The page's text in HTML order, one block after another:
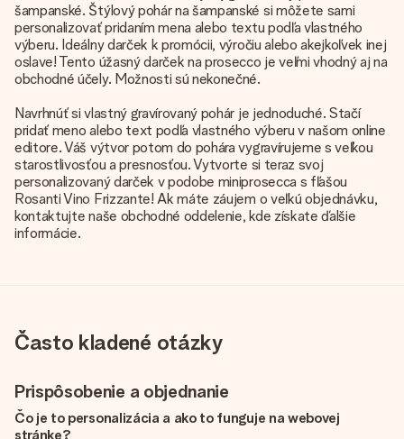
šampanské. Štýlový pohár na šampanské si môžete sami
personalizovať pridaním mena alebo textu podľa vlastného
výberu. Ideálny darček k promócii, výročiu alebo akejkoľvek inej
oslave! Tento úžasný darček na prosecco je veľmi vhodný aj na
obchodné účely. Možnosti sú nekonečné.
Navrhnúť si vlastný gravírovaný pohár je jednoduché. Stačí
pridať meno alebo text podľa vlastného výberu v našom online
editore. Váš výtvor potom do pohára vygravírujeme s veľkou
starostlivosťou a presnosťou. Vytvorte si teraz svoj
personalizovaný darček v podobe miniprosecca s fľašou
Rosanti Vino Frizzante! Ak máte záujem o veľkú objednávku,
kontaktujte naše obchodné oddelenie, kde získate ďalšie
informácie.
Často kladené otázky
Prispôsobenie a objednanie
Čo je to personalizácia a ako to funguje na webovej
stránke?